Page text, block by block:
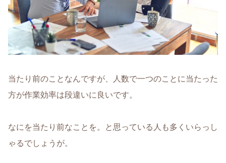
当たり前のことなんですが、人数で一つのことに当たった
方が作業効率は段違いに良いです。
なにを当たり前なことを。と思っている人も多くいらっし
ゃるでしょうが。